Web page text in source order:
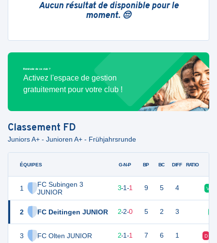
Aucun résultat de disponible pour le
moment. 😔
Bénévole de ce club ?
Activez l'espace de gestion
gratuitement pour votre club !
Classement FD
Juniors A+ - Junioren A+ - Frühjahrsrunde
ÉQUIPES
1
FC Subingen 3
JUNIOR
2 FC Deitingen JUNIOR
3 FC Olten JUNIOR
G-N-P BP BC DIFF RATIO
3-1-1 9 5 4 V
7 4 2-2-0 5 2 3
6 2-1-1 7 6 1 D